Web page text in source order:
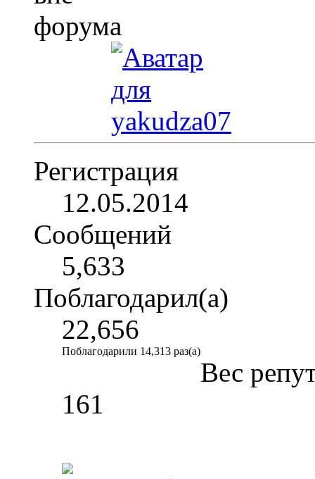
Регистрация
12.05.2014
Сообщений
5,633
Поблагодарил(а)
22,656
Поблагодарили 14,313 раз(а)
Вес
161